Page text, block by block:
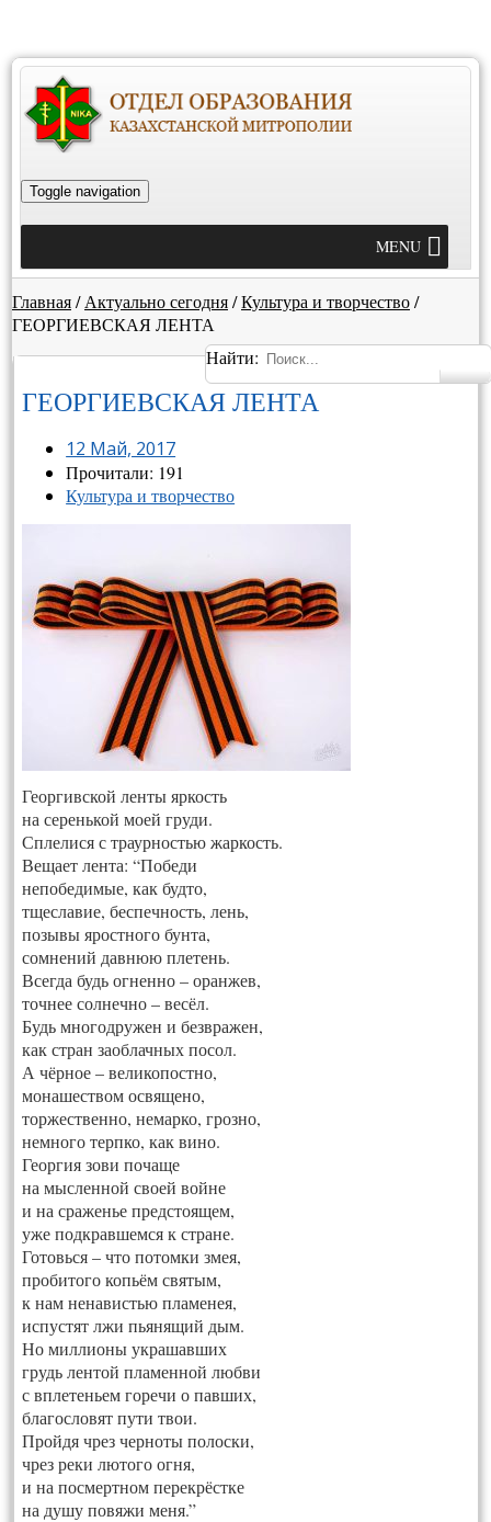
Toggle navigation
MENU
Главная/ Актуально сегодня/Культура и творчество/
ГЕОРГИЕВСКАЯ ЛЕНТА
Найти:
ГЕОРГИЕВСКАЯ ЛЕНТА
12 Май, 2017
Прочитали: 191
Культура и творчество
Георгивской ленты яркость
на серенькой моей груди.
Сплелися с траурностью жаркость.
Вещает лента: “Победи
непобедимые, как будто,
тщеславие, беспечность, лень,
позывы яростного бунта,
сомнений давнюю плетень.
Всегда будь огненно – оранжев,
точнее солнечно – весёл.
Будь многодружен и безвражен,
как стран заоблачных посол.
А чёрное – великопостно,
монашеством освящено,
торжественно, немарко, грозно,
немного терпко, как вино.
Георгия зови почаще
на мысленной своей войне
и на сраженье предстоящем,
уже подкравшемся к стране.
Готовься – что потомки змея,
пробитого копьём святым,
к нам ненавистью пламенея,
испустят лжи пьянящий дым.
Но миллионы украшавших
грудь лентой пламенной любви
с вплетеньем горечи о павших,
благословят пути твои.
Пройдя чрез черноты полоски,
чрез реки лютого огня,
и на посмертном перекрёстке
на душу повяжи меня.”